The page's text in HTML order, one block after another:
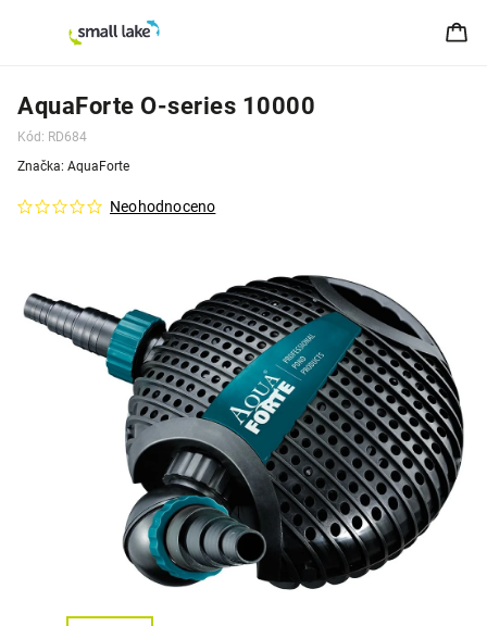
AquaForte O-series 10000
Kód: RD684
Neohodnoceno
Značka: AquaForte